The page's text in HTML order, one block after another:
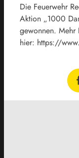
Die Feuerwehr
Aktion „1000
gewonnen.
hier: https://